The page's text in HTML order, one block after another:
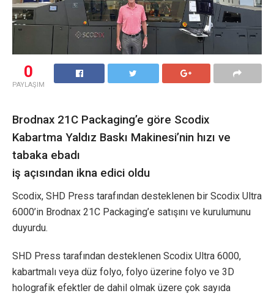
0
PAYLAŞIM
Brodnax 21C Packaging’e göre Scodix
Kabartma Yaldız Baskı Makinesi’nin hızı ve
tabaka ebadı
iş açısından ikna edici oldu
Scodix, SHD Press tarafından desteklenen bir Scodix Ultra
6000’in Brodnax 21C Packaging’e satışını ve kurulumunu
duyurdu.
SHD Press tarafından desteklenen Scodix Ultra 6000,
kabartmalı veya düz folyo, folyo üzerine folyo ve 3D
holografik efektler de dahil olmak üzere çok sayıda